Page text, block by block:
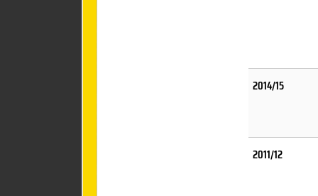
2014/15
2011/12